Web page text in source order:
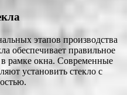
этапов производства
обеспечивает правильное
в рамке окна. Современные
установить стекло с